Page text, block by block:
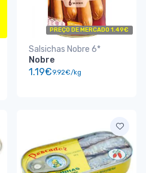
PREÇO DE MERCADO 1.49€
Salsichas Nobre 6*
Nobre
1.19€9.92€/kg